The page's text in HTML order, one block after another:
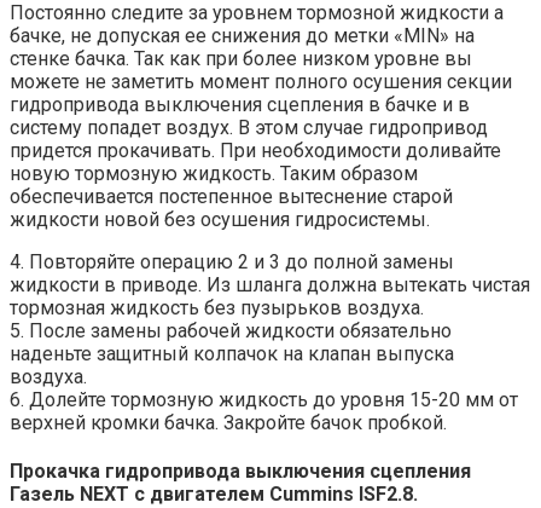
Постоянно следите за уровнем тормозной жидкости а
бачке, не допуская ее снижения до метки «MIN» на
стенке бачка. Так как при более низком уровне вы
можете не заметить момент полного осушения секции
гидропривода выключения сцепления в бачке и в
систему попадет воздух. В этом случае гидропривод
придется прокачивать. При необходимости доливайте
новую тормозную жидкость. Таким образом
обеспечивается постепенное вытеснение старой
жидкости новой без осушения гидросистемы.
4. Повторяйте операцию 2 и 3 до полной замены
жидкости в приводе. Из шланга должна вытекать чистая
тормозная жидкость без пузырьков воздуха.
5. После замены рабочей жидкости обязательно
наденьте защитный колпачок на клапан выпуска
воздуха.
6. Долейте тормозную жидкость до уровня 15-20 мм от
верхней кромки бачка. Закройте бачок пробкой.
Прокачка гидропривода выключения сцепления
Газель NEXT с двигателем Cummins ISF2.8.